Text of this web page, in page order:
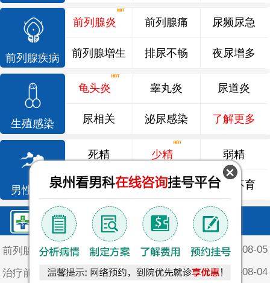
前列腺疾病
前列腺炎 前列腺痛 尿频尿急
前列腺增生 排尿不畅 夜尿增多
生殖感染
龟头炎 睾丸炎 尿道炎
尿相关 泌尿感染 了解更多
男性不育
死精 少精 弱精
精液异常 精子畸形 男性不育
鲤泉·最新文章
前列腺炎逆转的原因 2026-08-05
治疗前列腺炎都要注意些什么 2026-08-04